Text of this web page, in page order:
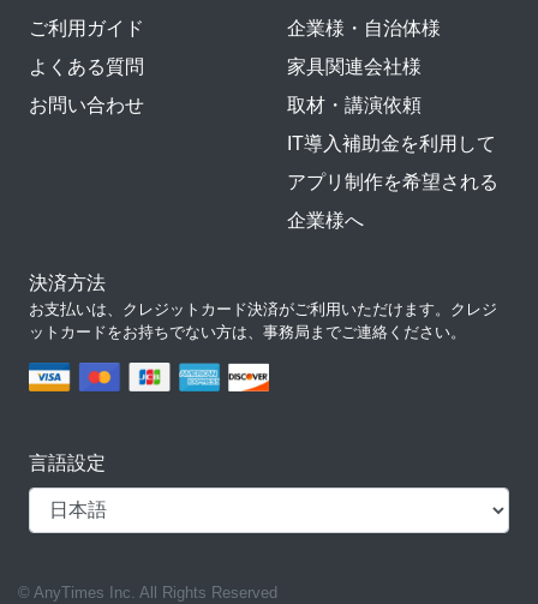
ご利用ガイド
よくある質問
お問い合わせ
企業様・自治体様
家具関連会社様
取材・講演依頼
IT導入補助金を利用して
アプリ制作を希望される
企業様へ
決済方法
お支払いは、クレジットカード決済がご利用いただけます。クレジ
ットカードをお持ちでない方は、事務局までご連絡ください。
言語設定
© AnyTimes Inc. All Rights Reserved